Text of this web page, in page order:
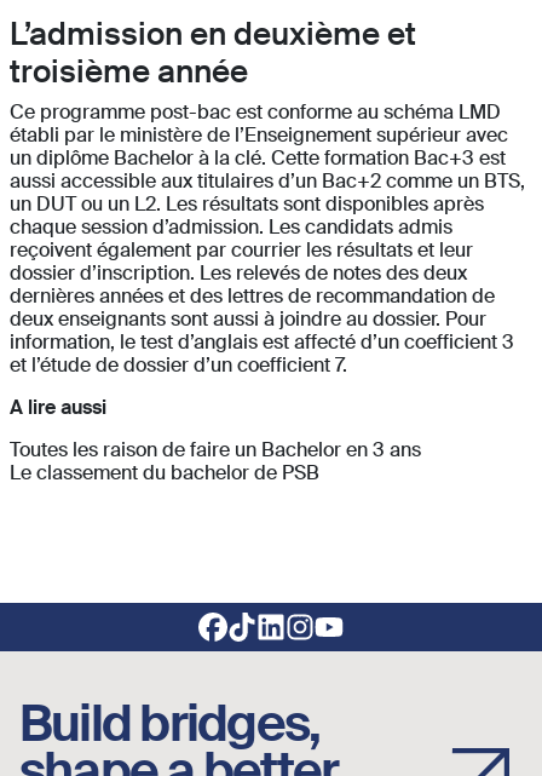
L’admission en deuxième et
troisième année
Ce programme post-bac est conforme au schéma LMD
établi par le ministère de l’Enseignement supérieur avec
un diplôme Bachelor à la clé. Cette formation Bac+3 est
aussi accessible aux titulaires d’un Bac+2 comme un BTS,
un DUT ou un L2. Les résultats sont disponibles après
chaque session d’admission. Les candidats admis
reçoivent également par courrier les résultats et leur
dossier d’inscription. Les relevés de notes des deux
dernières années et des lettres de recommandation de
deux enseignants sont aussi à joindre au dossier. Pour
information, le test d’anglais est affecté d’un coefficient 3
et l’étude de dossier d’un coefficient 7.
A lire aussi
Toutes les raison de faire un Bachelor en 3 ans
Le classement du bachelor de PSB
Footer social links
Build bridges,